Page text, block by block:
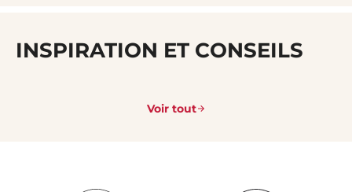
INSPIRATION ET CONSEILS
Voir tout